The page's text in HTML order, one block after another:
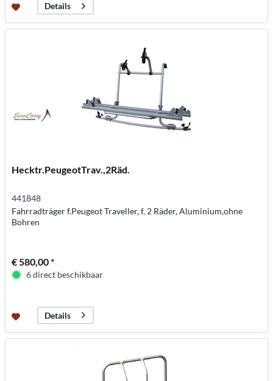
Details
Hecktr.PeugeotTrav.,2Räd.
441848
Fahrradträger f.Peugeot Traveller, f. 2 Räder, Aluminium,ohne
Bohren
€ 580,00 *
6 direct beschikbaar
Details